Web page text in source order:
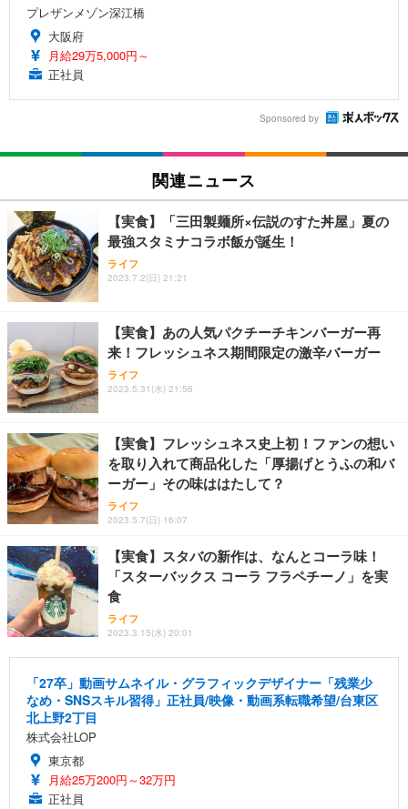
プレザンメゾン深江橋
大阪府
月給29万5,000円～
正社員
Sponsored by
関連ニュース
【実食】「三田製麺所×伝説のすた丼屋」夏の
最強スタミナコラボ飯が誕生！
ライフ
2023.7.2(日) 21:21
【実食】あの人気パクチーチキンバーガー再
来！フレッシュネス期間限定の激辛バーガー
ライフ
2023.5.31(水) 21:56
【実食】フレッシュネス史上初！ファンの想い
を取り入れて商品化した「厚揚げとうふの和バ
ーガー」その味ははたして？
ライフ
2023.5.7(日) 16:07
【実食】スタバの新作は、なんとコーラ味！
「スターバックス コーラ フラペチーノ」を実
食
ライフ
2023.3.15(水) 20:01
「27卒」動画サムネイル・グラフィックデザイナー「残業少
なめ・SNSスキル習得」正社員/映像・動画系転職希望/台東区
北上野2丁目
株式会社LOP
東京都
月給25万200円～32万円
正社員